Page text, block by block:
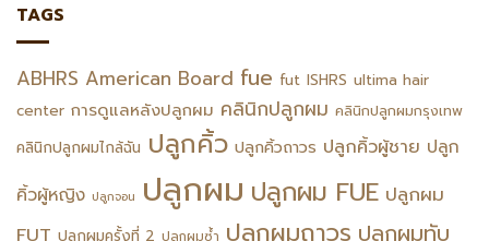
TAGS
ABHRS American Board fue fut ISHRS ultima hair
center การดูแลหลังปลูกผม คลินิกปลูกผม คลินิกปลูกผมกรุงเทพ
คลินิกปลูกผมไกล้ฉัน ปลูกคิ้ว ปลูกคิ้วถาวร ปลูกคิ้วผู้ชาย ปลูก
คิ้วผู้หญิง ปลูกจอน ปลูกผม ปลูกผม FUE ปลูกผม
FUT ปลูกผมครั้งที่ 2 ปลูกผมซ้ำ ปลูกผมถาวร ปลูกผมทับ